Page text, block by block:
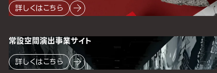
詳しくはこちら
常設空間演出事業サイト
詳しくはこちら